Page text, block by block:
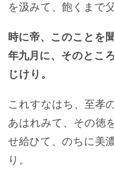
を汲みて、飽くまで
時に帝、このことを
年九月に、そのとこ
じけり。
これすなはち、至孝
あはれみて、その徳
せ給ひて、のちに美
り。